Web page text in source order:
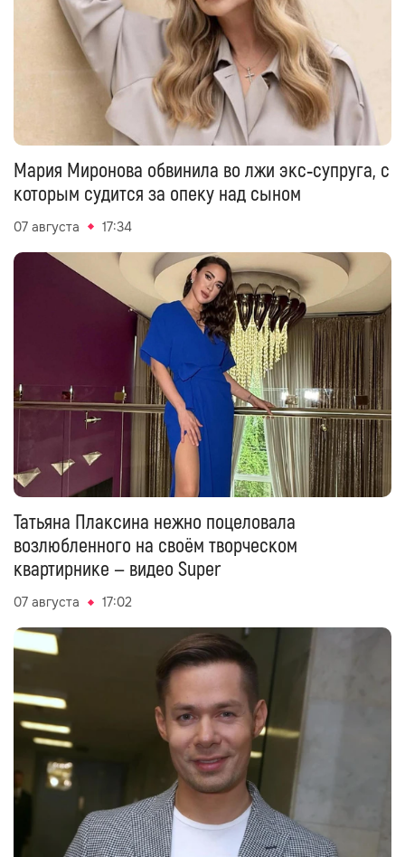
Мария Миронова обвинила во лжи экс‑супруга, с
которым судится за опеку над сыном
07 августа 17:34
Татьяна Плаксина нежно поцеловала
возлюбленного на своём творческом
квартирнике — видео Super
07 августа 17:02